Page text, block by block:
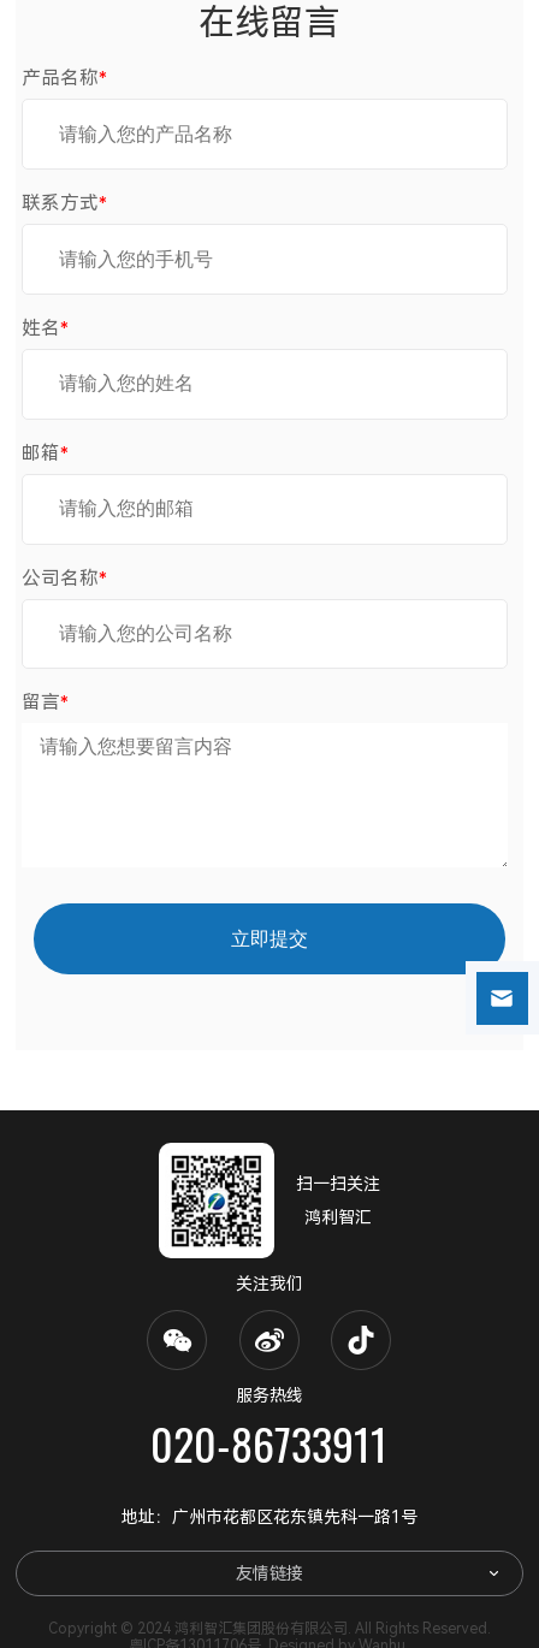
在线留言
产品名称*
联系方式*
姓名*
邮箱*
公司名称*
留言*
立即提交
扫一扫关注
鸿利智汇
关注我们
服务热线
020-86733911
地址：广州市花都区花东镇先科一路1号
友情链接
Copyright © 2024 鸿利智汇集团股份有限公司. All Rights Reserved.